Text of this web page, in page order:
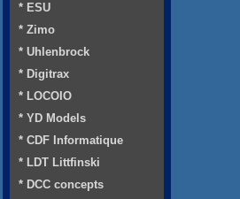
* ESU
* Zimo
* Uhlenbrock
* Digitrax
* LOCOIO
* YD Models
* CDF Informatique
* LDT Littfinski
* DCC concepts